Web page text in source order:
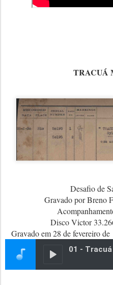
TRACUÁ
Desafio de
Gravado por Breno
Disco Victor
Gravado em 28 de fevereiro